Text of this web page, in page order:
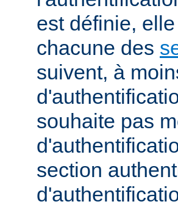
est définie,
chacune des
suivent, à
souhaite pas
section